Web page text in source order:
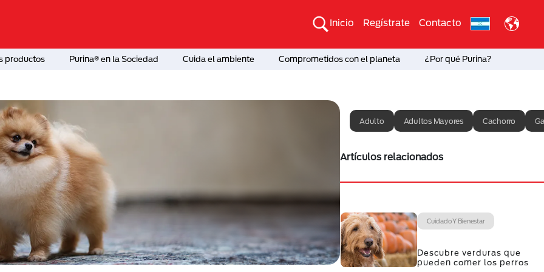
Inicio Regístrate Contacto
productos Purina® en la Sociedad Cuida el ambiente Comprometidos con el planeta ¿Por qué Purina?
Adulto Adultos Mayores Cachorro
Artículos relacionados
Cuidado Y Bienestar
Descubre verduras que
pueden comer los perros